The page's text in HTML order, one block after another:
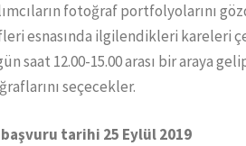
fotoğraf portfolyolarını
esnasında ilgilendikleri kareleri
saat 12.00-15.00 arası bir araya
seçecekler.
tarihi 25 Eylül 2019